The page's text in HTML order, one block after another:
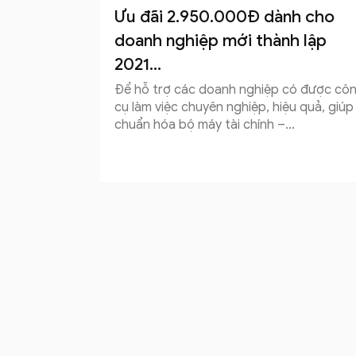
Ưu đãi 2.950.000Đ dành cho
doanh nghiệp mới thành lập
2021...
Để hỗ trợ các doanh nghiệp có được
cụ làm việc chuyên nghiệp, hiệu quả, giúp
chuẩn hóa bộ máy tài chính –...